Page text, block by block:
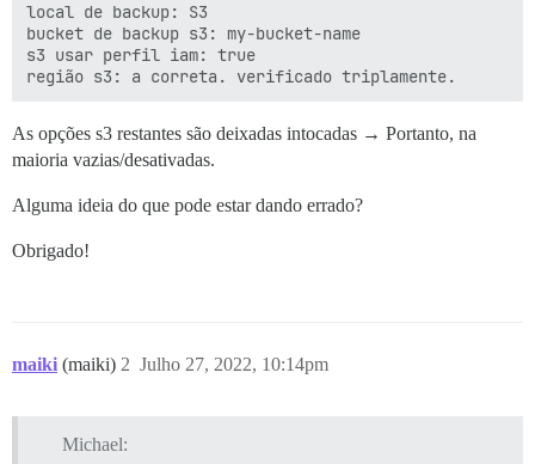
local de backup: S3
bucket de backup s3: my-bucket-name
s3 usar perfil iam: true
As opções s3 restantes são deixadas intocadas → Portanto, na
maioria vazias/desativadas.
Alguma ideia do que pode estar dando errado?
Obrigado!
maiki (maiki) Julho 27, 2022, 10:14pm
2
Michael: